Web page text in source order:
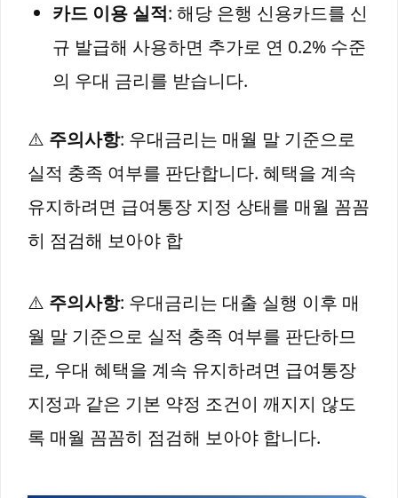
카드 이용 실적: 해당 은행 신용카드를 신
규 발급해 사용하면 추가로 연 0.2% 수준
의 우대 금리를 받습니다.
⚠️ 주의사항: 우대금리는 매월 말 기준으로
실적 충족 여부를 판단합니다. 혜택을 계속
유지하려면 급여통장 지정 상태를 매월 꼼꼼
히 점검해 보아야 합
⚠️ 주의사항: 우대금리는 대출 실행 이후 매
월 말 기준으로 실적 충족 여부를 판단하므
로, 우대 혜택을 계속 유지하려면 급여통장
지정과 같은 기본 약정 조건이 깨지지 않도
록 매월 꼼꼼히 점검해 보아야 합니다.